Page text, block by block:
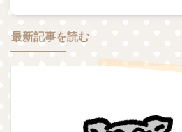
最新記事を読む